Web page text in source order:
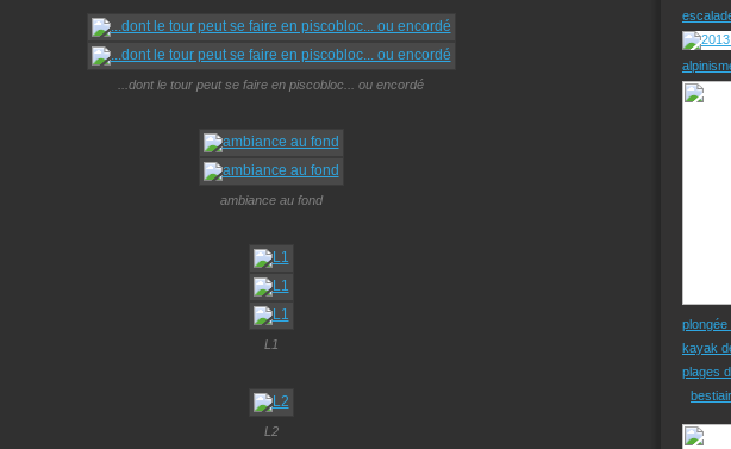
...dont le tour peut se faire en piscobloc... ou encordé
ambiance au fond
L1
L2
plongée
kayak
plages